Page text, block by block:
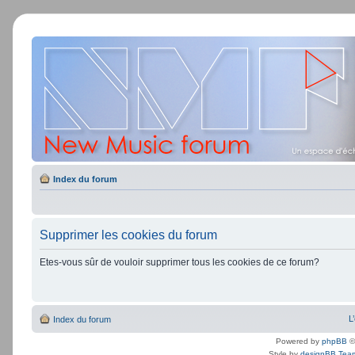
Index du forum
Supprimer les cookies du forum
Etes-vous sûr de vouloir supprimer tous les cookies de ce forum?
Index du forum
Powered by phpBB